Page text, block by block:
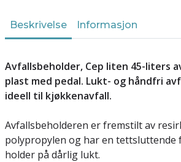
Beskrivelse Informasjon
Avfallsbeholder, Cep liten 45-liters
plast med pedal. Lukt- og håndfri
ideell til kjøkkenavfall.
Avfallsbeholderen er fremstilt av
polypropylen og har en tettsluttende
holder på dårlig lukt.